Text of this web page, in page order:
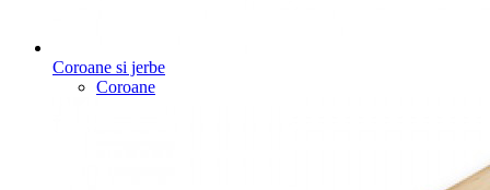
Coroane si jerbe
Coroane